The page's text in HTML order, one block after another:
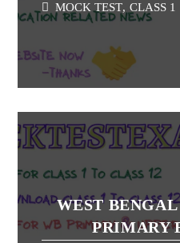
MOCK TEST, CLASS 1
WEST
PRIMARY